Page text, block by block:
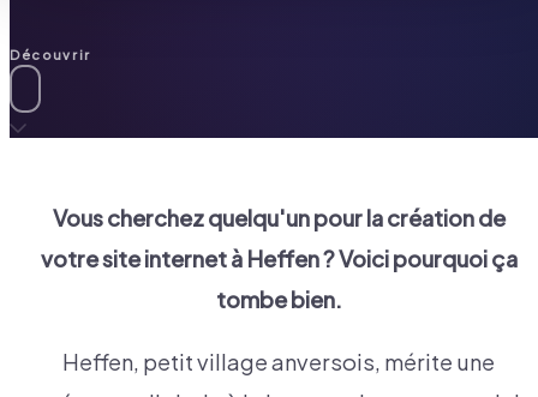
Découvrir
Vous cherchez quelqu'un pour la création de
votre site internet à Heffen? Voici pourquoi ça
tombe bien.
Heffen, petit village anversois, mérite une